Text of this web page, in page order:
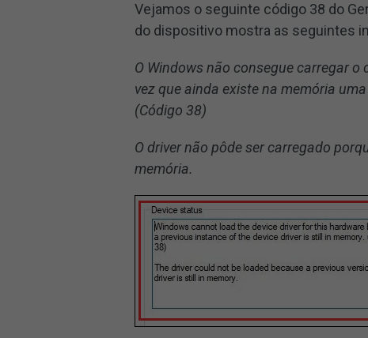
Vejamos o seguinte código 38 do
do dispositivo mostra as seguintes
O Windows não consegue carregar
vez que ainda existe na memória
(Código 38)
O driver não pôde ser carregado
memória.